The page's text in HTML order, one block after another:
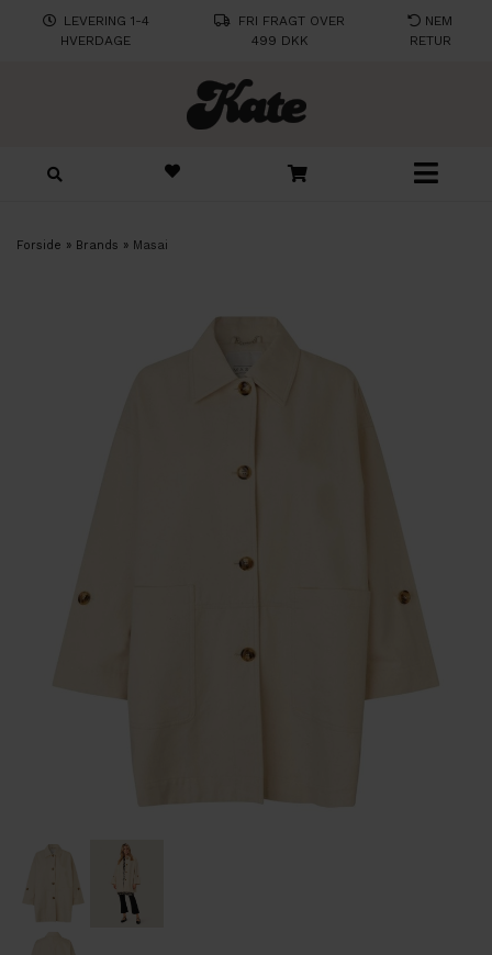
LEVERING 1-4
HVERDAGE
FRI FRAGT OVER
499 DKK
NEM
RETUR
Forside » Brands » Masai